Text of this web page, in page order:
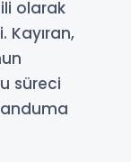
olarak
Kayıran,
süreci